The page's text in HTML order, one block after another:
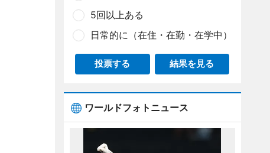
5回以上ある
日常的に（在住・在勤・在学中）
投票する 結果を見る
ワールドフォトニュース